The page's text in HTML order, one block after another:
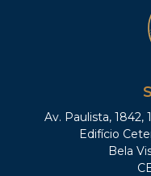
Av. Paulista, 1842,
Edifício
Bela